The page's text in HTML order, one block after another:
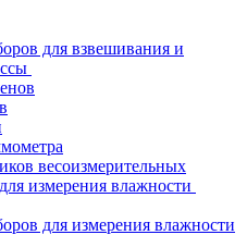
для взвешивания и
весоизмерительных
измерения влажности
для измерения влажности